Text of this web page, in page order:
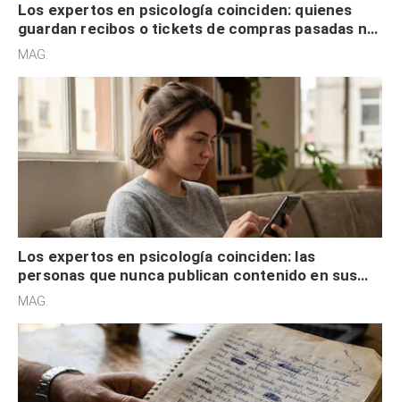
Los expertos en psicología coinciden: quienes
guardan recibos o tickets de compras pasadas no
son acumuladores, sino que tienen necesidad de
MAG.
Los expertos en psicología coinciden: las
personas que nunca publican contenido en sus
redes sociales no pretenden buscar validación
MAG.